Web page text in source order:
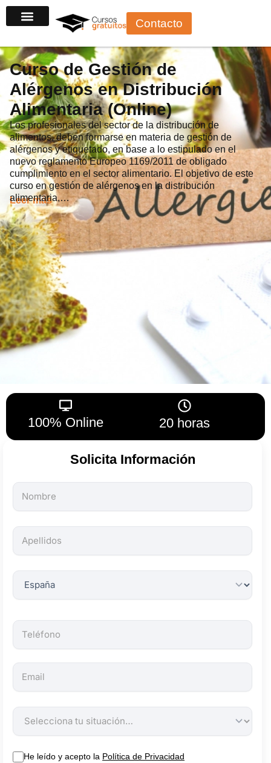
al
Contacto
Curso de Gestión de
Alérgenos en Distribución
Alimentaria (Online)
Los profesionales del sector de la distribución de
alimentos, deben formarse en materia de gestión de
alérgenos y etiquetado, en base a lo estipulado en el
nuevo reglamento Europeo 1169/2011 de obligado
cumplimiento en el sector alimentario. El objetivo de este
curso en gestión de alérgenos en la distribución
alimentaria,…
Leer más
100% Online 20 horas
Solicita Información
Todos
los
son
obligatorios.
He leído y acepto la Política de Privacidad